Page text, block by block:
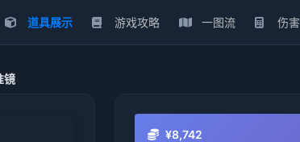
道具展示 游戏攻略 一图流 伤
镜
¥8,742